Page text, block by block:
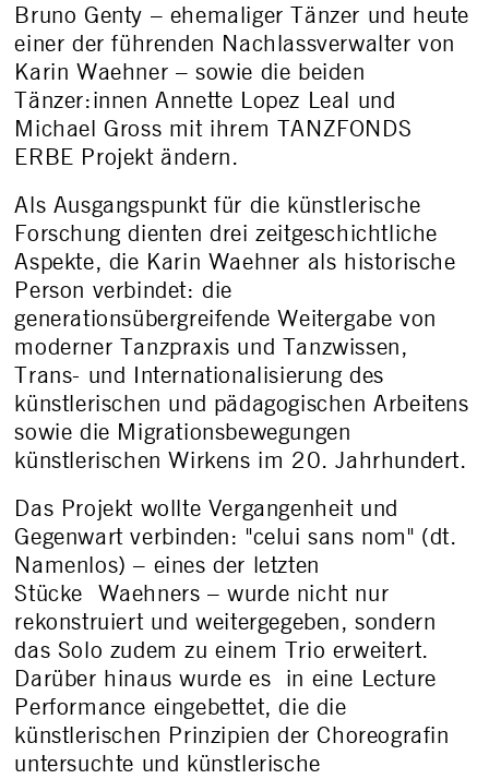
Bruno Genty – ehemaliger Tänzer und heute
einer der führenden Nachlassverwalter von
Karin Waehner – sowie die beiden
Tänzer:innen Annette Lopez Leal und
Michael Gross mit ihrem TANZFONDS
ERBE Projekt ändern.
Als Ausgangspunkt für die künstlerische
Forschung dienten drei zeitgeschichtliche
Aspekte, die Karin Waehner als historische
Person verbindet: die
generationsübergreifende Weitergabe von
moderner Tanzpraxis und Tanzwissen,
Trans- und Internationalisierung des
künstlerischen und pädagogischen Arbeitens
sowie die Migrationsbewegungen
künstlerischen Wirkens im 20. Jahrhundert.
Das Projekt wollte Vergangenheit und
Gegenwart verbinden: "celui sans nom" (dt.
Namenlos) – eines der letzten
Stücke Waehners – wurde nicht nur
rekonstruiert und weitergegeben, sondern
das Solo zudem zu einem Trio erweitert.
Darüber hinaus wurde es in eine Lecture
Performance eingebettet, die die
künstlerischen Prinzipien der Choreografin
untersuchte und künstlerische